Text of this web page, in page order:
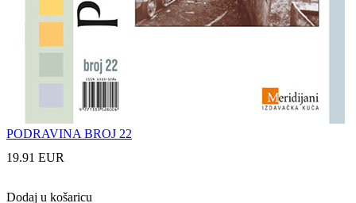
PODRAVINA BROJ 22
19.91 EUR
Dodaj u košaricu